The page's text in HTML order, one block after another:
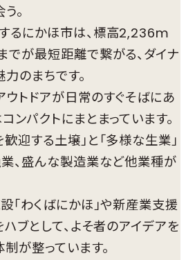
。
るにかほ市は、標高2,236m
が最短距離で繋がる、ダイナ
のまちです。
トドアが日常のすぐそばにあ
ンパクトにまとまっています。
迎する土壌」と「多様な生業」
、盛んな製造業など他業種が
「わくばにかほ」や新産業支援
ハブとして、よそ者のアイデアを
が整っています。